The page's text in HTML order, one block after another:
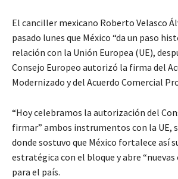
El canciller mexicano Roberto Velasco
pasado lunes que México “da un paso
relación con la Unión Europea (UE),
Consejo Europeo autorizó la firma del
Modernizado y del Acuerdo Comercial
“Hoy celebramos la autorización del
firmar” ambos instrumentos con la UE,
donde sostuvo que México fortalece así
estratégica con el bloque y abre
para el país.